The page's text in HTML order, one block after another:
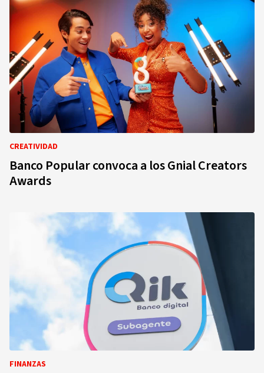
CREATIVIDAD
Banco Popular convoca a los Gnial Creators
Awards
FINANZAS